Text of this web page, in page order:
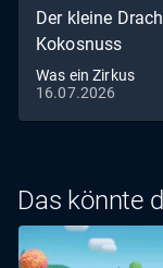
Der kleine
Kokosnuss
Was ein Zirkus
16.07.2026
Das könnte